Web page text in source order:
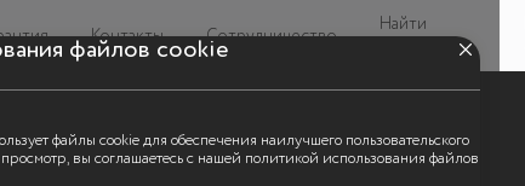
Контакты Сотрудничество
Найти
файлов cookie
файлы cookie для обеспечения наилучшего пользовательского
вы соглашаетесь с нашей политикой использования файлов